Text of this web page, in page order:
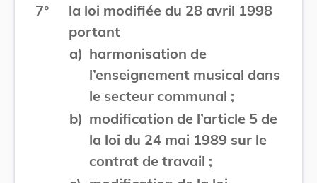
7°
la loi modifiée du 28 avril 1998
portant
a) harmonisation de
l’enseignement musical dans
le secteur communal ;
b) modification de l’article 5 de
la loi du 24 mai 1989 sur le
contrat de travail ;